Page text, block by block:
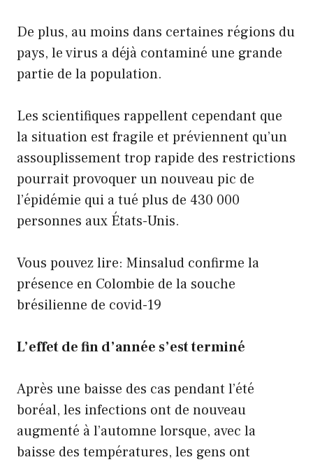
De plus, au moins dans certaines régions du
pays, le virus a déjà contaminé une grande
partie de la population.
Les scientifiques rappellent cependant que
la situation est fragile et préviennent qu’un
assouplissement trop rapide des restrictions
pourrait provoquer un nouveau pic de
l’épidémie qui a tué plus de 430 000
personnes aux États-Unis.
Vous pouvez lire: Minsalud confirme la
présence en Colombie de la souche
brésilienne de covid-19
L’effet de fin d’année s’est terminé
Après une baisse des cas pendant l’été
boréal, les infections ont de nouveau
augmenté à l’automne lorsque, avec la
baisse des températures, les gens ont